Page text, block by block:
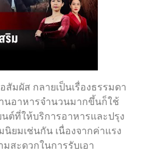
มผัส กลายเป็นเรื่องธรรมดา
นอาหารจำนวนมากขึ้นก็ใช้
ต์ที่ให้บริการอาหารและปรุง
ยมเช่นกัน เนื่องจากค่าแรง
สะดวกในการรับเอา